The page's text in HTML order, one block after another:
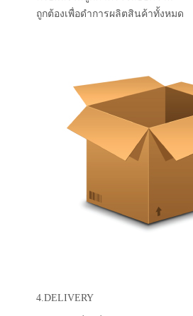
ถูกต้องเพื่อดำการผลิตสินค้าทั้งหมด
4.DELIVERY